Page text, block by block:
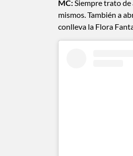
MC:Siempre trato de
mismos. También a
conlleva la Flora